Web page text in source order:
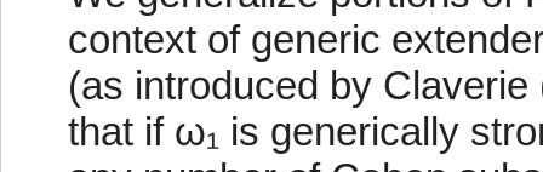
context of generic
(as introduced by
that if ω₁ is generically